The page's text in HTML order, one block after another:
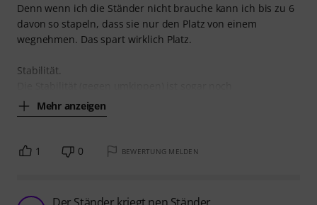
Denn wenn ich die Ständer nicht brauche kann ich bis zu 6
davon so stapeln, dass sie nur den Platz von einem
wegnehmen. Das spart wirklich Platz.
Stabilität.
Mehr anzeigen
1 0 BEWERTUNG MELDEN
Der Ständer kriegt nen Ständer